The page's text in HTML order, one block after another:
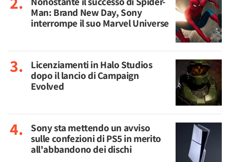
Man: Brand New Day, Sony
interrompe il suo Marvel Universe
Licenziamenti in Halo Studios
dopo il lancio di Campaign
Evolved
Sony sta mettendo un avviso
sulle confezioni di PS5 in merito
all'abbandono dei dischi